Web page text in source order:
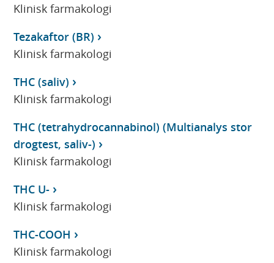
Klinisk farmakologi
Tezakaftor (BR)
Klinisk farmakologi
THC (saliv)
Klinisk farmakologi
THC (tetrahydrocannabinol) (Multianalys stor
drogtest, saliv-)
Klinisk farmakologi
THC U-
Klinisk farmakologi
THC-COOH
Klinisk farmakologi